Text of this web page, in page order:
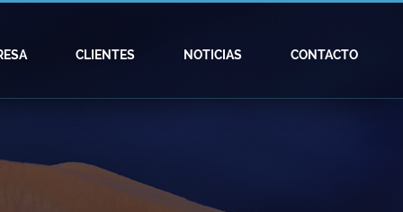
CLIENTES NOTICIAS CONTACTO